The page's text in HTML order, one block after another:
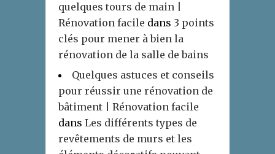
quelques tours de main |
Rénovation facile dans 3 points
clés pour mener à bien la
rénovation de la salle de bains
Quelques astuces et conseils
pour réussir une rénovation de
bâtiment | Rénovation facile
dans Les différents types de
revêtements de murs et les